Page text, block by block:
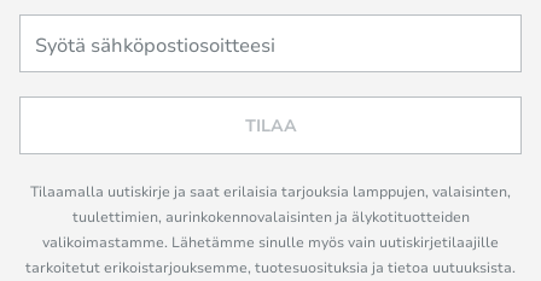
TILAA
Tilaamalla uutiskirje ja saat erilaisia tarjouksia lamppujen, valaisinten,
tuulettimien, aurinkokennovalaisinten ja älykotituotteiden
valikoimastamme. Lähetämme sinulle myös vain uutiskirjetilaajille
tarkoitetut erikoistarjouksemme, tuotesuosituksia ja tietoa uutuuksista.